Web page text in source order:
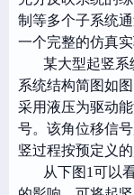
制等多个子系统
一个完整的仿真
某大型起竖系
系统结构简图如图
采用液压为驱动
号。该角位移信
竖过程按预定义
从下图 1可以